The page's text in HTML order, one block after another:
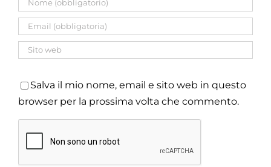
Salva il mio nome, email e sito web in questo
browser per la prossima volta che commento.